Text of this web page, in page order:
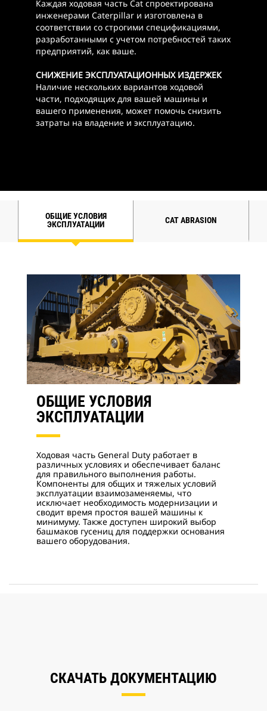
Каждая ходовая часть Cat спроектирована
инженерами Caterpillar и изготовлена в
соответствии со строгими спецификациями,
разработанными с учетом потребностей таких
предприятий, как ваше.
СНИЖЕНИЕ ЭКСПЛУАТАЦИОННЫХ ИЗДЕРЖЕК
Наличие нескольких вариантов ходовой
части, подходящих для вашей машины и
вашего применения, может помочь снизить
затраты на владение и эксплуатацию.
ОБЩИЕ УСЛОВИЯ
ЭКСПЛУАТАЦИИ
CAT ABRASION
ОБЩИЕ УСЛОВИЯ
ЭКСПЛУАТАЦИИ
Ходовая часть General Duty работает в
различных условиях и обеспечивает баланс
для правильного выполнения работы.
Компоненты для общих и тяжелых условий
эксплуатации взаимозаменяемы, что
исключает необходимость модернизации и
сводит время простоя вашей машины к
минимуму. Также доступен широкий выбор
башмаков гусениц для поддержки основания
вашего оборудования.
СКАЧАТЬ ДОКУМЕНТАЦИЮ